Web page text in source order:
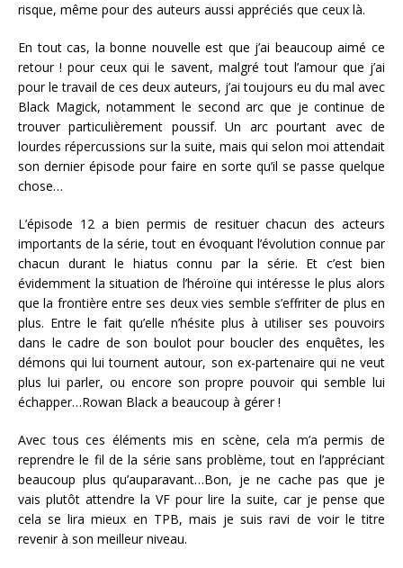
risque, même pour des auteurs aussi appréciés que ceux là.
En tout cas, la bonne nouvelle est que j’ai beaucoup aimé ce
retour ! pour ceux qui le savent, malgré tout l’amour que j’ai
pour le travail de ces deux auteurs, j’ai toujours eu du mal avec
Black Magick, notamment le second arc que je continue de
trouver particulièrement poussif. Un arc pourtant avec de
lourdes répercussions sur la suite, mais qui selon moi attendait
son dernier épisode pour faire en sorte qu’il se passe quelque
chose…
L’épisode 12 a bien permis de resituer chacun des acteurs
importants de la série, tout en évoquant l’évolution connue par
chacun durant le hiatus connu par la série. Et c’est bien
évidemment la situation de l’héroïne qui intéresse le plus alors
que la frontière entre ses deux vies semble s’effriter de plus en
plus. Entre le fait qu’elle n’hésite plus à utiliser ses pouvoirs
dans le cadre de son boulot pour boucler des enquêtes, les
démons qui lui tournent autour, son ex-partenaire qui ne veut
plus lui parler, ou encore son propre pouvoir qui semble lui
échapper…Rowan Black a beaucoup à gérer !
Avec tous ces éléments mis en scène, cela m’a permis de
reprendre le fil de la série sans problème, tout en l’appréciant
beaucoup plus qu’auparavant…Bon, je ne cache pas que je
vais plutôt attendre la VF pour lire la suite, car je pense que
cela se lira mieux en TPB, mais je suis ravi de voir le titre
revenir à son meilleur niveau.